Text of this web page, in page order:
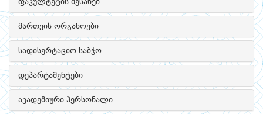
ფაკულტეტის შესახებ
მართვის ორგანოები
სადისერტაციო საბჭო
დეპარტამენტები
აკადემიური პერსონალი